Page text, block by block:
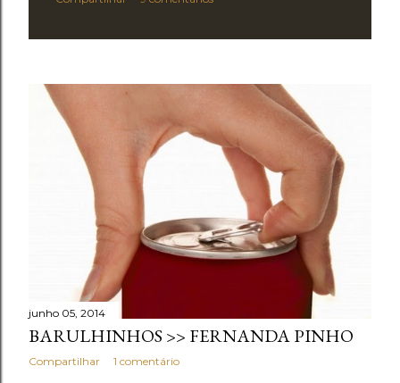
junho 05, 2014
BARULHINHOS >> FERNANDA PINHO
Compartilhar 1 comentário